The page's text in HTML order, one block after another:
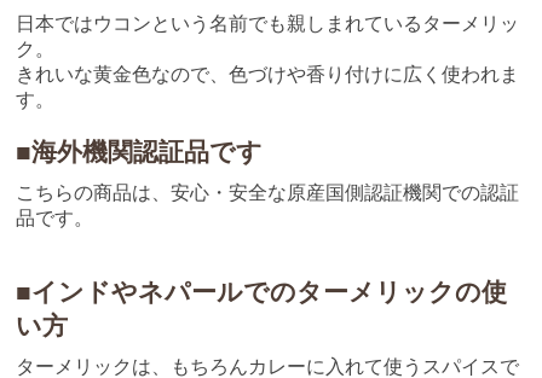
日本ではウコンという名前でも親しまれているターメリッ
ク。
きれいな黄金色なので、色づけや香り付けに広く使われま
す。
■海外機関認証品です
こちらの商品は、安心・安全な原産国側認証機関での認証
品です。
■インドやネパールでのターメリックの使
い方
ターメリックは、もちろんカレーに入れて使うスパイスで